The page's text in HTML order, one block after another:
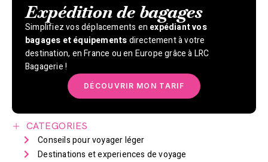
CATEGORIES
Conseils pour voyager léger
Destinations et experiences de voyage
Expédition de bagages
Simplifiez vos déplacements en expédiant vos
bagages et équipementsdirectement à votre
destination, en France ou en Europe grâce à LRC
Bagagerie !
DÉCOUVRIR MON TARIF